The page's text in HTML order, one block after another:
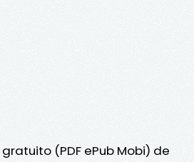
gratuito (PDF ePub Mobi) de